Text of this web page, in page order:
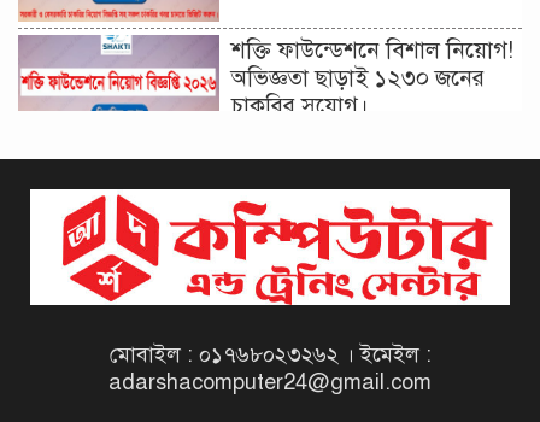
শক্তি ফাউন্ডেশনে বিশাল নিয়োগ!
অভিজ্ঞতা ছাড়াই ১২৩০ জনের
চাকরির সুযোগ।
বিজ্ঞপ্তি ২০২৬ | Taxes Zone
Dinajpur Job Circular 2026
বেসরকারি সংস্থা সেতু (SETU)
Job Circular 2026
মোবাইল : ০১৭৬৮০২৩২৬২ । ইমেইল :
adarshacomputer24@gmail.com